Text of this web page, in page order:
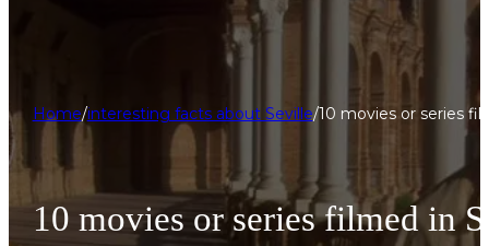
Home/interesting facts about Seville/10 movies or series
10 movies or series filmed in